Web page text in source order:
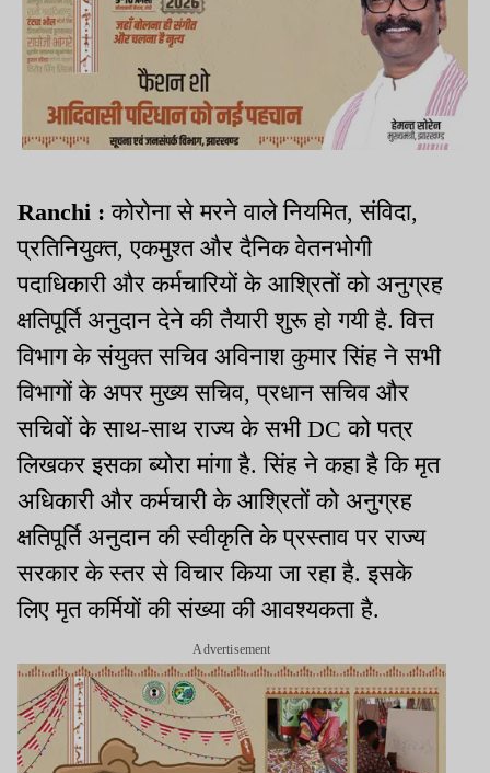
Ranchi : कोरोना से मरने वाले नियमित, संविदा,
प्रतिनियुक्त, एकमुश्त और दैनिक वेतनभोगी
पदाधिकारी और कर्मचारियों के आश्रितों को अनुग्रह
क्षतिपूर्ति अनुदान देने की तैयारी शुरू हो गयी है. वित्त
विभाग के संयुक्त सचिव अविनाश कुमार सिंह ने सभी
विभागों के अपर मुख्य सचिव, प्रधान सचिव और
सचिवों के साथ-साथ राज्य के सभी DC को पत्र
लिखकर इसका ब्योरा मांगा है. सिंह ने कहा है कि मृत
अधिकारी और कर्मचारी के आश्रितों को अनुग्रह
क्षतिपूर्ति अनुदान की स्वीकृति के प्रस्ताव पर राज्य
सरकार के स्तर से विचार किया जा रहा है. इसके
लिए मृत कर्मियों की संख्या की आवश्यकता है.
Advertisement